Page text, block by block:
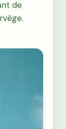
de